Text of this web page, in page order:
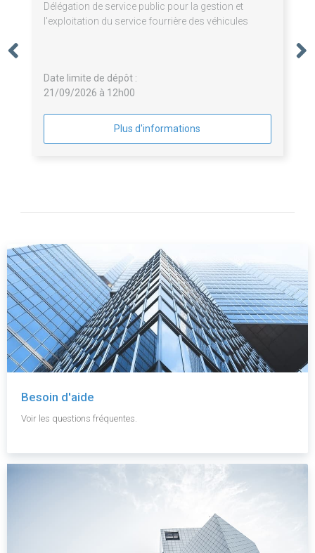
Délégation de service public pour la gestion et
l'exploitation du service fourrière des véhicules
Date limite de dépôt :
21/09/2026 à 12h00
Plus d'informations
Besoin d'aide
Voir les questions fréquentes.